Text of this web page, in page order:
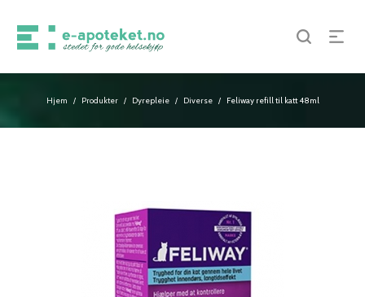
Hjem / Produkter / Dyrepleie / Diverse / Feliway refill til katt 48ml